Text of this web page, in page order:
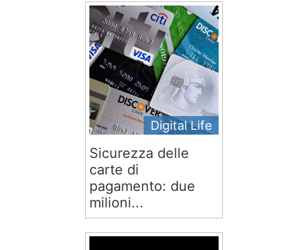
Digital Life
Sicurezza delle
carte di
pagamento: due
milioni...